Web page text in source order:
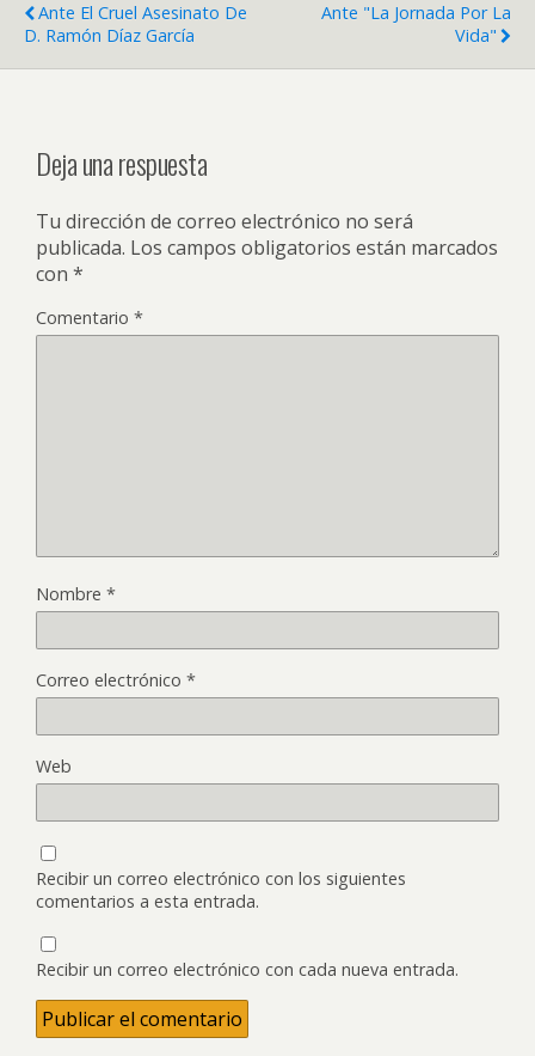
Ante El Cruel Asesinato De
D. Ramón Díaz García
Ante "La Jornada Por La
Vida"
Deja una respuesta
Tu dirección de correo electrónico no será
publicada. Los campos obligatorios están marcados
con *
Comentario *
Nombre *
Correo electrónico *
Web
Recibir un correo electrónico con los siguientes
comentarios a esta entrada.
Recibir un correo electrónico con cada nueva entrada.